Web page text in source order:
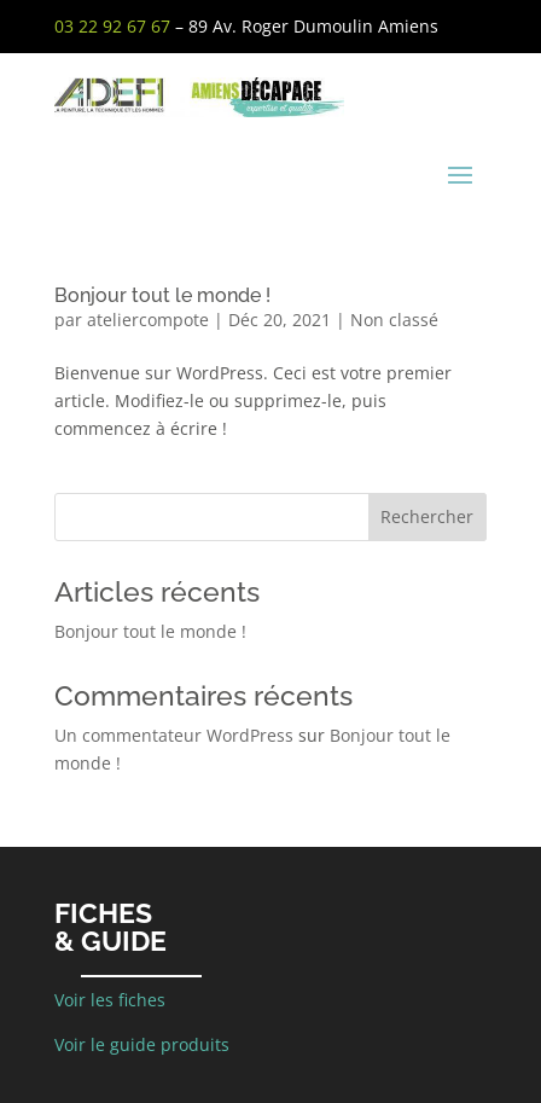
03 22 92 67 67– 89 Av. Roger Dumoulin Amiens
Bonjour tout le monde !
par ateliercompote | Déc 20, 2021 | Non classé
Bienvenue sur WordPress. Ceci est votre premier
article. Modifiez-le ou supprimez-le, puis
commencez à écrire !
Rechercher
Articles récents
Bonjour tout le monde !
Commentaires récents
Un commentateur WordPress sur Bonjour tout le
monde !
FICHES
& GUIDE
Voir les fiches
Voir le guide produits